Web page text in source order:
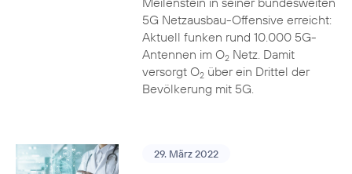
5G Netzausbau-Offensive erreicht:
Aktuell funken rund 10.000 5G-
Antennen im O2Netz. Damit
versorgt O2über ein Drittel der
Bevölkerung mit 5G.
29. März 2022